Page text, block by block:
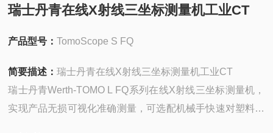
瑞士丹青在线X射线三坐标测量机工业CT
产品型号：TomoScope S FQ
简要描述：瑞士丹青在线X射线三坐标测量机工业CT
瑞士丹青Werth-TOMO L FQ系列在线X射线三坐标测量机，
实现产品无损可视化准确测量，可选配机械手快速对塑料、